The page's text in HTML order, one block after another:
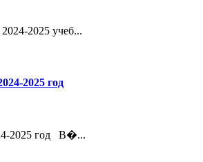
2025 учеб...
2025 год
2025 год В�...